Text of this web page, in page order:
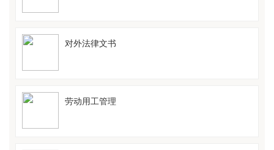
对外法律文书
劳动用工管理